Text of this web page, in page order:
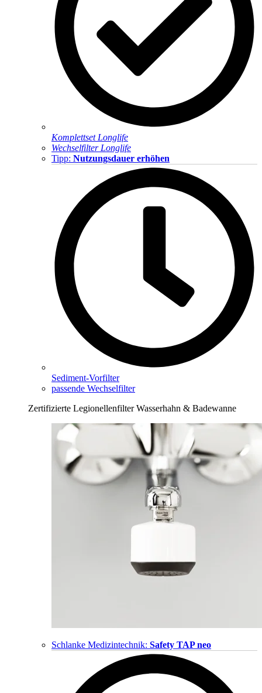
Komplettset Longlife
Wechselfilter Longlife
Tipp: Nutzungsdauer erhöhen
Sediment-Vorfilter
passende Wechselfilter
Zertifizierte Legionellenfilter Wasserhahn & Badewanne
Schlanke Medizintechnik: Safety TAP neo